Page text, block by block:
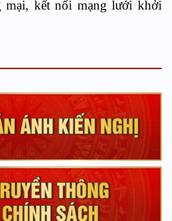
mại, kết nối mạng lưới khởi